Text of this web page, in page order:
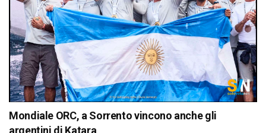
Mondiale ORC, a Sorrento vincono anche gli
argentini di Katara